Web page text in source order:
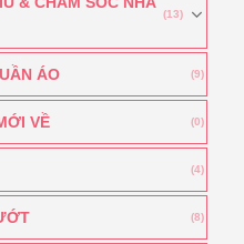
(13)
ÁO (9)
VỀ (0)
(4)
(8)